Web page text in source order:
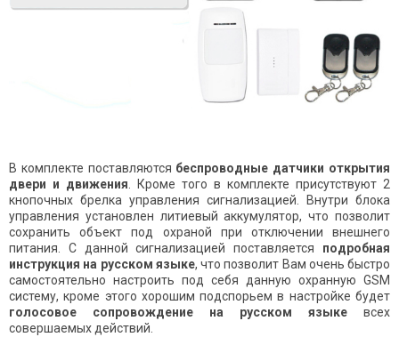
В комплекте поставляются беспроводные датчики открытия
двери и движения. Кроме того в комплекте присутствуют 2
кнопочных брелка управления сигнализацией. Внутри блока
управления установлен литиевый аккумулятор, что позволит
сохранить объект под охраной при отключении внешнего
питания. С данной сигнализацией поставляется подробная
инструкция на русском языке, что позволит Вам очень быстро
самостоятельно настроить под себя данную охранную GSM
систему, кроме этого хорошим подспорьем в настройке будет
голосовое сопровождение на русском языке всех
совершаемых действий.